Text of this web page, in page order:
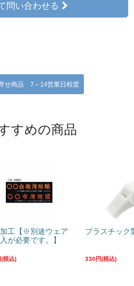
問い合わせる
せ商品 7～14営業日程度
すめの商品
工【※別途ウェア
が必要です。】
税込)
プラスチッ
330円(税込)